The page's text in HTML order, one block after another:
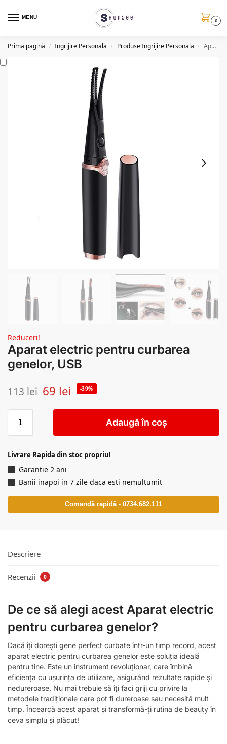
MENU
0
Prima pagină / Ingrijire Personala / Produse Ingrijire Personala / Aparat electric pentru curbarea genelor, USB
Reduceri!
Aparat electric pentru curbarea
genelor, USB
113lei 69 lei -39%
Adaugă în coș
Livrare Rapida din stoc propriu!
Garantie 2 ani
Banii inapoi in 7 zile daca esti nemultumit
Comandă rapidă - 0734.682.111
Descriere
Recenzii 0
De ce să alegi acest Aparat electric
pentru curbarea genelor?
Dacă îți dorești gene perfect curbate într-un timp record, acest
aparat electric pentru curbarea genelor este soluția ideală
pentru tine. Este un instrument revoluționar, care îmbină
eficiența cu ușurința de utilizare, asigurând rezultate rapide și
nedureroase. Nu mai trebuie să îți faci griji cu privire la
metodele tradiționale care pot fi dureroase sau necesită mult
timp. Încearcă acest aparat și transformă-ți rutina de beauty în
ceva simplu și plăcut!